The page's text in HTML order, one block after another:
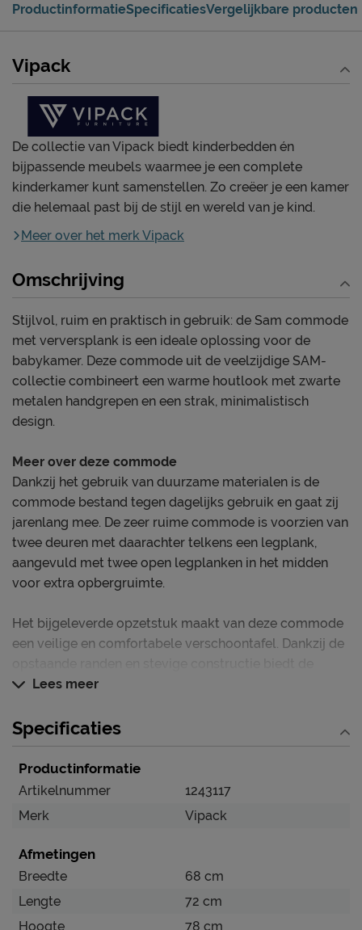
ProductinformatieSpecificatiesVergelijkbare producten
Vipack
De collectie van Vipack biedt kinderbedden én
bijpassende meubels waarmee je een complete
kinderkamer kunt samenstellen. Zo creëer je een kamer
die helemaal past bij de stijl en wereld van je kind.
Meer over het merk Vipack
Omschrijving
Stijlvol, ruim en praktisch in gebruik: de Sam commode
met verversplank is een ideale oplossing voor de
babykamer. Deze commode uit de veelzijdige SAM-
collectie combineert een warme houtlook met zwarte
metalen handgrepen en een strak, minimalistisch
design.
Meer over deze commode
Dankzij het gebruik van duurzame materialen is de
commode bestand tegen dagelijks gebruik en gaat zij
jarenlang mee. De zeer ruime commode is voorzien van
twee deuren met daarachter telkens een legplank,
aangevuld met twee open legplanken in het midden
voor extra opbergruimte.
Het bijgeleverde opzetstuk maakt van deze commode
een veilige en comfortabele verschoontafel. Dankzij de
verversplank een stabiele plek om je baby te
Deze commode blinkt uit in:
Commode met warme houtlook en zwarte
metalen handgrepen
Veel opbergruimte met deuren en open
Inclusief verversplank met opstaande randen
Verzorging & Garantie
Lees meer
Specificaties
Productinformatie
Artikelnummer
1243117
Merk
Vipack
Afmetingen
Breedte
68 cm
Lengte
72 cm
Hoogte
78 cm